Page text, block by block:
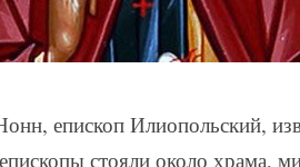
епископ Илио­поль­ский,
стояли около храма,